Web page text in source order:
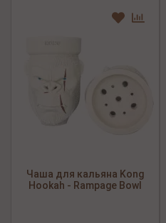
Чаша для кальяна Kong
Hookah - Rampage Bowl